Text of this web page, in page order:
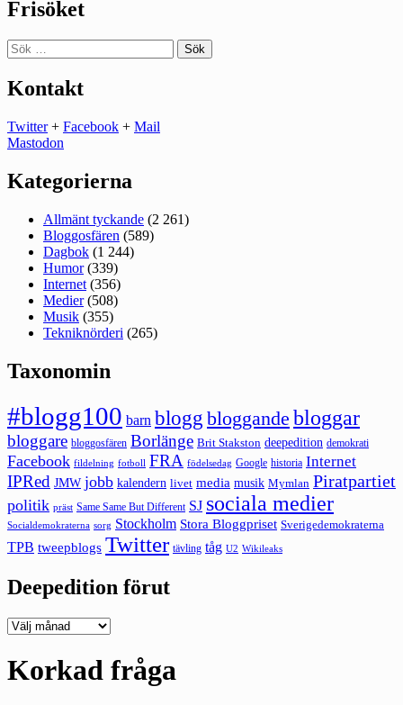
Frisöket
Sök
efter:
Kontakt
Twitter+ Facebook + Mail
Mastodon
Kategorierna
Allmänt tyckande (2 261)
Bloggosfären (589)
Dagbok (1 244)
Humor(339)
Internet (356)
Medier(508)
Musik (355)
Tekniknörderi (265)
Taxonomin
#blogg100 barn blogg bloggande bloggar
bloggare bloggosfären Borlänge Brit Stakston deepedition demokrati
Facebook fildelning fotboll FRA födelsedag Google historia Internet
IPRed JMW jobb kalendern livet media musik Mymlan Piratpartiet
politik präst Same Same But Different SJ sociala medier
Socialdemokraterna sorg Stockholm Stora Bloggpriset Sverigedemokraterna
TPB tweepblogs Twitter tävling tåg U2 Wikileaks
Deepedition förut
Deepedition
Korkad fråga